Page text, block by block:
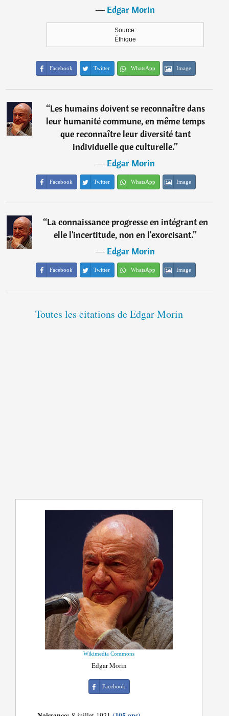
―Edgar Morin
Source:
Éthique
Facebook Twitter WhatsApp Image
“Les humains doivent se reconnaître dans
leur humanité commune, en même temps
que reconnaître leur diversité tant
individuelle que culturelle.”
―Edgar Morin
Facebook Twitter WhatsApp Image
“La connaissance progresse en intégrant en
elle l'incertitude, non en l'exorcisant.”
―Edgar Morin
Facebook Twitter WhatsApp Image
Toutes les citations de Edgar Morin
Wikimedia Commons
Edgar Morin
Facebook